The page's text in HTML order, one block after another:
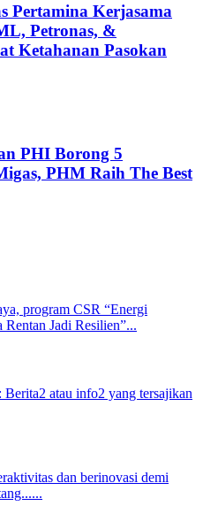
Pertamina Kerjasama
Petronas, &
Ketahanan Pasokan
PHI Borong 5
PHM Raih The Best
program CSR “Energi
Jadi Resilien”...
atau info2 yang tersajikan
dan berinovasi demi